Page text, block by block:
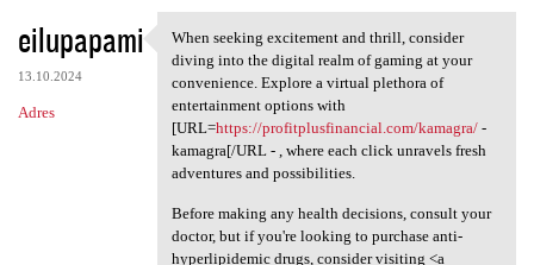
eilupapami
13.10.2024
Adres
When seeking excitement and
When seeking excitement and thrill, consider
diving into the digital realm of gaming at your
convenience. Explore a virtual plethora of
entertainment options with
[URL=https://profitplusfinancial.com/kamagra/-
kamagra[/URL - , where each click unravels fresh
adventures and possibilities.
Before making any health decisions, consult your
doctor, but if you're looking to purchase anti-
hyperlipidemic drugs, consider visiting <a